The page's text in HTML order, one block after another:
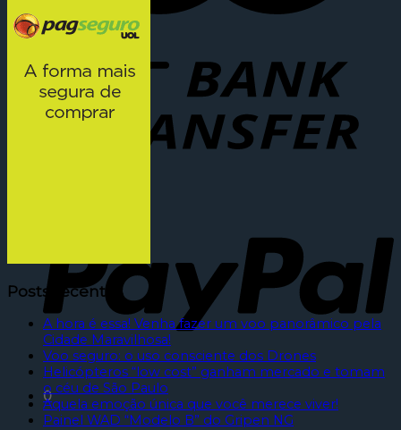
0
Posts recentes
A hora é essa! Venha fazer um voo panorâmico pela
Cidade Maravilhosa!
Voo seguro: o uso consciente dos Drones
Helicópteros “low cost” ganham mercado e tomam
o céu de São Paulo
Aquela emoção única que você merece viver!
Painel WAD “Modelo B” do Gripen NG